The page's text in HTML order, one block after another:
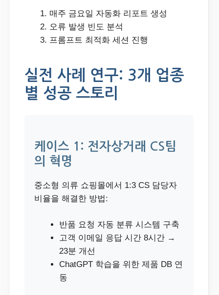
매주 금요일 자동화 리포트 생성
오류 발생 빈도 분석
프롬프트 최적화 세션 진행
실전 사례 연구: 3개 업종
별 성공 스토리
케이스 1: 전자상거래 CS팀
의 혁명
중소형 의류 쇼핑몰에서 1:3 CS 담당자
비율을 해결한 방법:
반품 요청 자동 분류 시스템 구축
고객 이메일 응답 시간 8시간 →
23분 개선
ChatGPT 학습을 위한 제품 DB 연
동